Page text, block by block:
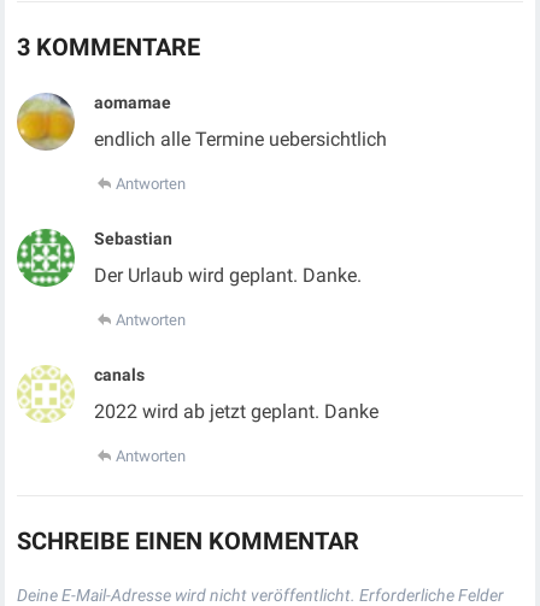
3 KOMMENTARE
aomamae
endlich alle Termine uebersichtlich
Antworten
Sebastian
Der Urlaub wird geplant. Danke.
Antworten
canals
2022 wird ab jetzt geplant. Danke
Antworten
SCHREIBE EINEN KOMMENTAR
Deine E-Mail-Adresse wird nicht veröffentlicht. Erforderliche Felder